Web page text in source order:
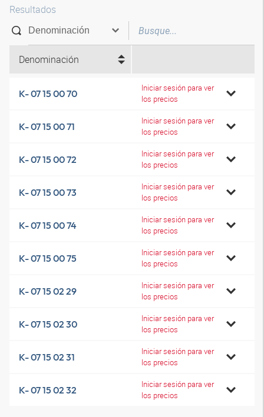
Resultados
Denominación
K- 07 15 00 70
Iniciar sesión para ver
los precios
K- 07 15 00 71
Iniciar sesión para ver
los precios
K- 07 15 00 72
Iniciar sesión para ver
los precios
K- 07 15 00 73
Iniciar sesión para ver
los precios
K- 07 15 00 74
Iniciar sesión para ver
los precios
K- 07 15 00 75
Iniciar sesión para ver
los precios
K- 07 15 02 29
Iniciar sesión para ver
los precios
K- 07 15 02 30
Iniciar sesión para ver
los precios
K- 07 15 02 31
Iniciar sesión para ver
los precios
K- 07 15 02 32
Iniciar sesión para ver
los precios